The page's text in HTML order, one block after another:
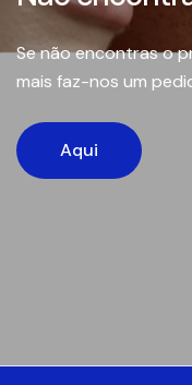
Se não encontras o
mais faz-nos um
Aqui